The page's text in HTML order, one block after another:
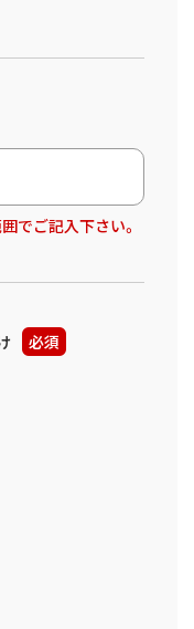
でご記入下さい。
必須